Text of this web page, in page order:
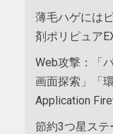
薄毛ハゲには
剤ポリピュア
Web攻撃：「
画面探索」「
Application
節約3つ星ス